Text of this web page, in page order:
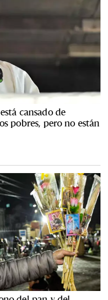
cansado de
pobres, pero no están